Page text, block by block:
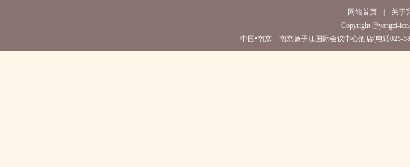
网站首页 关于
Copyright @yangzi-
中国•南京 南京扬子江国际会议中心酒店(电话025-